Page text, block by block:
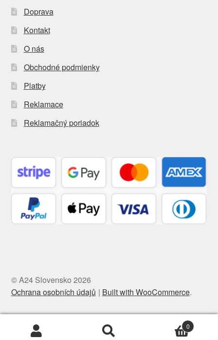
Doprava
Kontakt
O nás
Obchodné podmienky
Platby
Reklamace
Reklamačný poriadok
© A24 Slovensko 2026
Ochrana osobních údajů
Built with WooCommerce.
Vyhľadávanie
0